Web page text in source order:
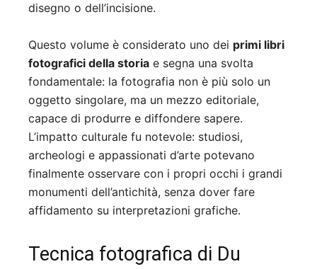
disegno o dell’incisione.
Questo volume è considerato uno dei primi libri
fotografici della storia e segna una svolta
fondamentale: la fotografia non è più solo un
oggetto singolare, ma un mezzo editoriale,
capace di produrre e diffondere sapere.
L’impatto culturale fu notevole: studiosi,
archeologi e appassionati d’arte potevano
finalmente osservare con i propri occhi i grandi
monumenti dell’antichità, senza dover fare
affidamento su interpretazioni grafiche.
Tecnica fotografica di Du